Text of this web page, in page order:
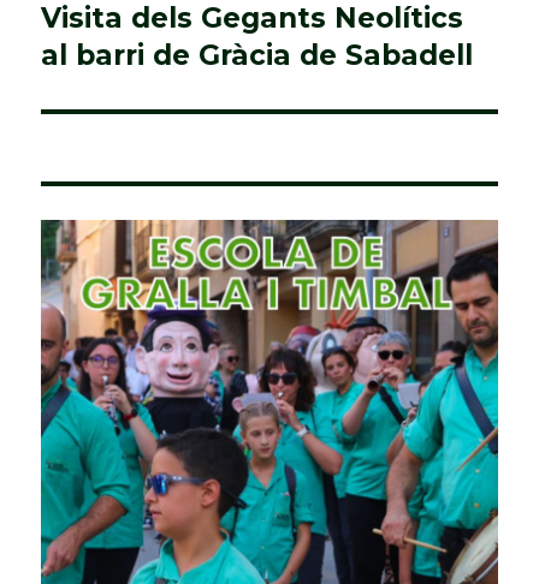
Entrada
següent:
Visita dels Gegants Neolítics
al barri de Gràcia de Sabadell